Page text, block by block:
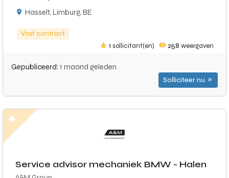
Hasselt, Limburg, BE
Vast contract
1 sollicitant(en) 258 weergaven
Gepubliceerd: 1 maand geleden
Solliciteer nu
Service advisor mechaniek BMW - Halen